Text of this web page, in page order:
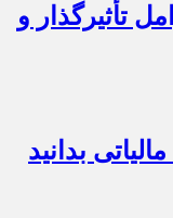
عوامل تأثیرگذار و
بدانید